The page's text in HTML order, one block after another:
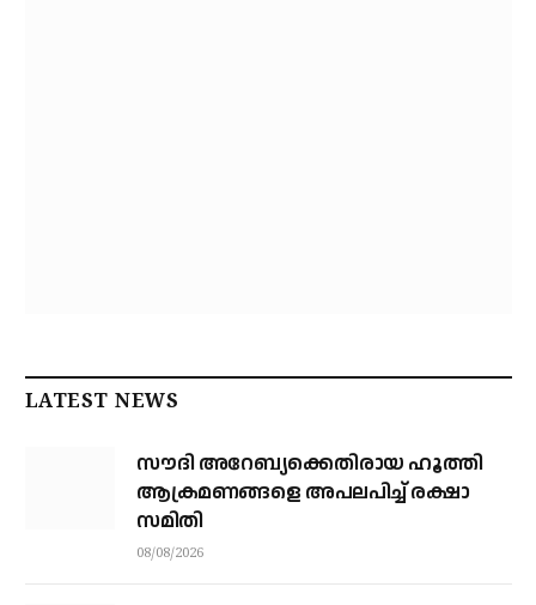
LATEST NEWS
സൗദി അറേബ്യക്കെതിരായ ഹൂത്തി
ആക്രമണങ്ങളെ അപലപിച്ച് രക്ഷാ
സമിതി
08/08/2026